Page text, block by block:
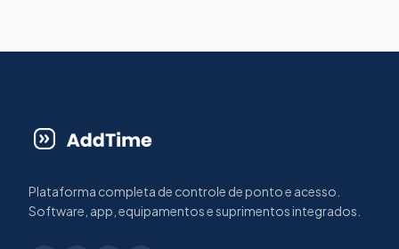
Plataforma completa de controle de ponto e acesso.
Software, app, equipamentos e suprimentos integrados.